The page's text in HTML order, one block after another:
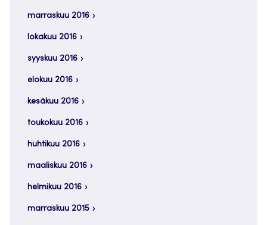
marraskuu 2016
lokakuu 2016
syyskuu 2016
elokuu 2016
kesäkuu 2016
toukokuu 2016
huhtikuu 2016
maaliskuu 2016
helmikuu 2016
marraskuu 2015